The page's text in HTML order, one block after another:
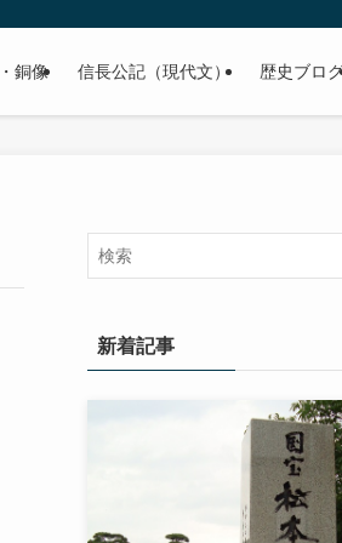
銅像 信長公記（現代文） 歴史ブロ
新着記事